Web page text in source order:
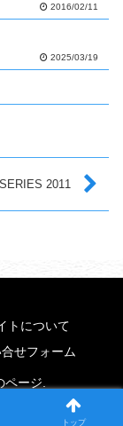
2016/02/11
2025/03/19
2011
トについて
せフォーム
ージ.
トップ